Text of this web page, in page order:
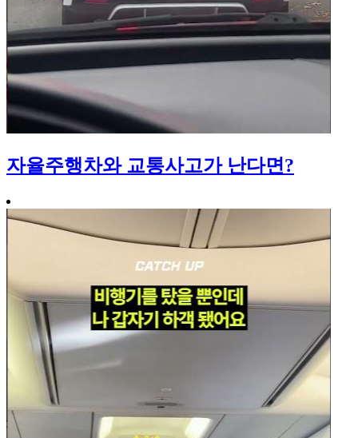
자율주행차와 교통사고가 난다면?